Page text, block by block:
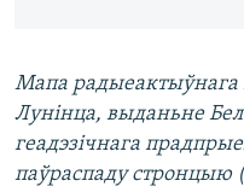
Мапа радыеактыўнага
Лунінца, выданьне
геадэзічнага
паўраспаду стронцыю